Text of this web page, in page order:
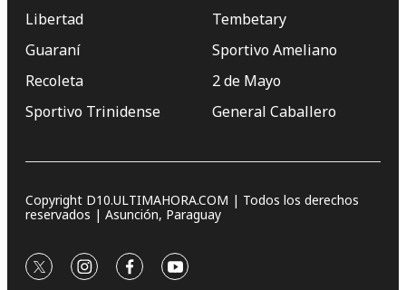
Libertad
Guaraní
Recoleta
Sportivo Trinidense
Tembetary
Sportivo Ameliano
2 de Mayo
General Caballero
Copyright D10.ULTIMAHORA.COM | Todos los derechos
reservados | Asunción, Paraguay
twitterinstagram
facebookyoutube